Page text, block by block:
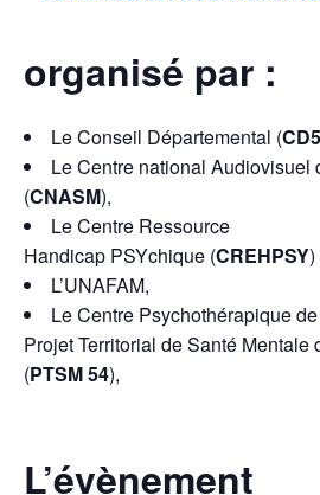
organisé par :
Le Conseil Départemental (
Le Centre national Audiovisuel
(CNASM),
Le Centre Ressource
Handicap PSYchique (CREHPSY)
L’UNAFAM,
Le Centre Psychothérapique
Projet Territorial de Santé Mentale
(PTSM 54),
L’évènement